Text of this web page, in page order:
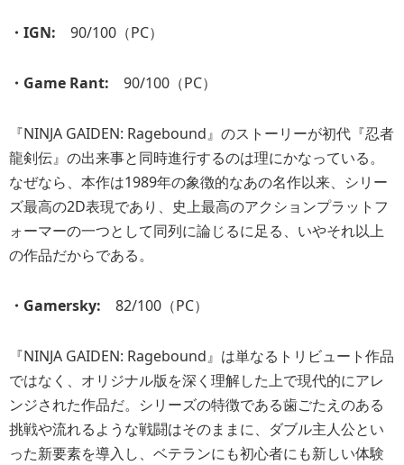
・IGN: 90/100（PC）
・Game Rant: 90/100（PC）
『NINJA GAIDEN: Ragebound』のストーリーが初代『忍者
龍剣伝』の出来事と同時進行するのは理にかなっている。
なぜなら、本作は1989年の象徴的なあの名作以来、シリー
ズ最高の2D表現であり、史上最高のアクションプラットフ
ォーマーの一つとして同列に論じるに足る、いやそれ以上
の作品だからである。
・Gamersky: 82/100（PC）
『NINJA GAIDEN: Ragebound』は単なるトリビュート作品
ではなく、オリジナル版を深く理解した上で現代的にアレ
ンジされた作品だ。シリーズの特徴である歯ごたえのある
挑戦や流れるような戦闘はそのままに、ダブル主人公とい
った新要素を導入し、ベテランにも初心者にも新しい体験